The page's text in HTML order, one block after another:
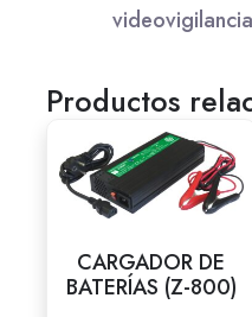
videovigilancia
Productos
CARGADOR DE
BATERÍAS (Z-800)